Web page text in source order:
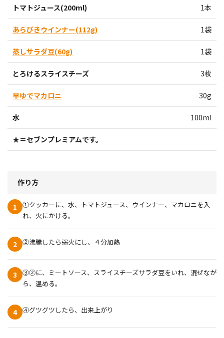
トマトジュース(200ml) 1本
あらびきウインナー(112g) 1袋
蒸しサラダ豆(60g) 1袋
とろけるスライスチーズ 3枚
早ゆでマカロニ 30g
水 100ml
★＝セブンプレミアムです。
作り方
1
①クッカーに、水、トマトジュース、ウインナー、マカロニを入
れ、火にかける。
2 ②沸騰したら弱火にし、４分加熱
3
③②に、ミートソース、スライスチーズサラダ豆をいれ、混ぜなが
ら、温める。
4 ④グツグツしたら、出来上がり